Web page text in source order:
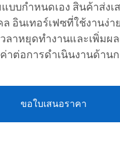
บบกำหนดเอง สินค้าส่ง
อินเทอร์เฟซที่ใช้งานง่
ลาหยุดทำงานและเพิ่มผ
าต่อการดำเนินงานด้าน
ขอใบเสนอราคา